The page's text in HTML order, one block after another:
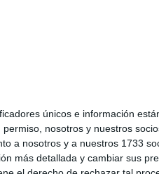
únicos e información
permiso, nosotros y nuestros
a nosotros y a nuestros 1733
más detallada y cambiar sus